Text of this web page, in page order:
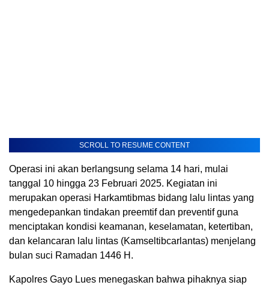
SCROLL TO RESUME CONTENT
Operasi ini akan berlangsung selama 14 hari, mulai
tanggal 10 hingga 23 Februari 2025. Kegiatan ini
merupakan operasi Harkamtibmas bidang lalu lintas yang
mengedepankan tindakan preemtif dan preventif guna
menciptakan kondisi keamanan, keselamatan, ketertiban,
dan kelancaran lalu lintas (Kamseltibcarlantas) menjelang
bulan suci Ramadan 1446 H.
Kapolres Gayo Lues menegaskan bahwa pihaknya siap